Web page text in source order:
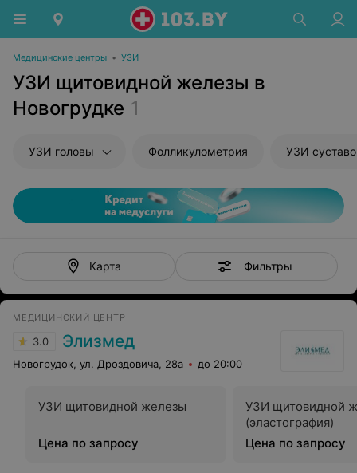
Медицинские центры • УЗИ
УЗИ щитовидной железы в
Новогрудке 1
УЗИ головы Фолликулометрия УЗИ
Карта Фильтры
МЕДИЦИНСКИЙ ЦЕНТР
3.0 Элизмед
Новогрудок, ул. Дроздовича, 28а до 20:00
УЗИ щитовидной железы
Цена по запросу
УЗИ щитовидной
(эластография)
Цена по запросу